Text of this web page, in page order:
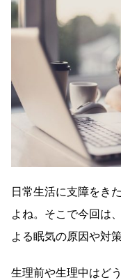
日常生活に支障をき
よね。そこで今回は
よる眠気の原因や対
生理前や生理中はど